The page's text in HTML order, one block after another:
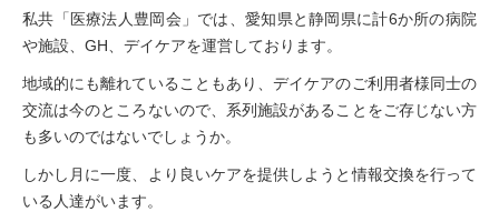
私共「医療法人豊岡会」では、愛知県と静岡県に計6か所の病院
や施設、GH、デイケアを運営しております。
地域的にも離れていることもあり、デイケアのご利用者様同士の
交流は今のところないので、系列施設があることをご存じない方
も多いのではないでしょうか。
しかし月に一度、より良いケアを提供しようと情報交換を行って
いる人達がいます。